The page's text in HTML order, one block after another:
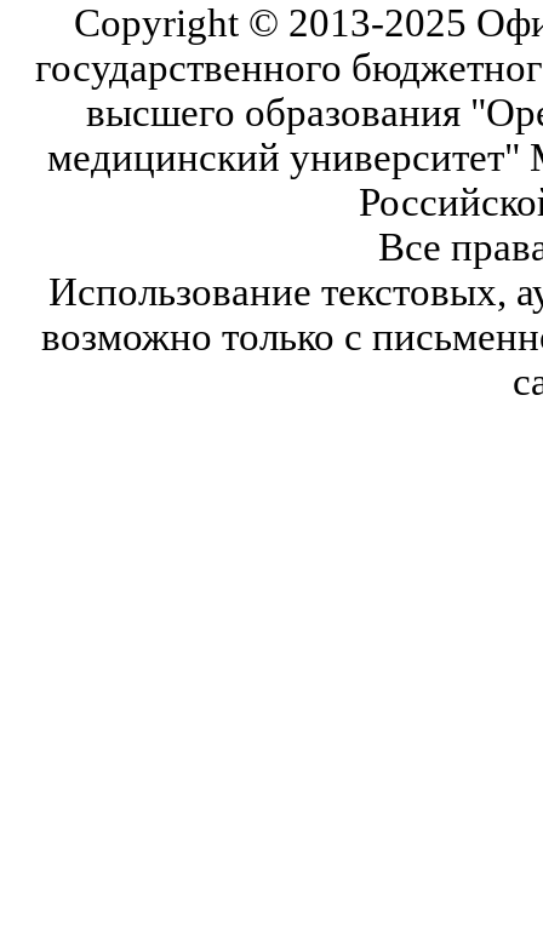
Copyright © 2013-2025
государственного
высшего образования
медицинский университет"
Все
Использование текстовых,
возможно только с